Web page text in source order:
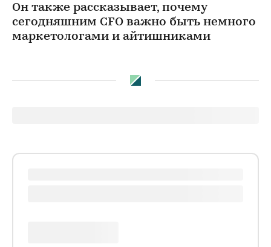
Он также рассказывает, почему
сегодняшним CFO важно быть немного
маркетологами и айтишниками